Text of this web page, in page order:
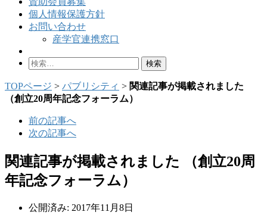
個人情報保護方針
お問い合わせ
産学官連携窓口
検
TOPページ > パブリシティ > 関連記事が掲載されました
（創立20周年記念フォーラム）
前の記事へ
次の記事へ
関連記事が掲載されました （創立20周
年記念フォーラム）
公開済み: 2017年11月8日